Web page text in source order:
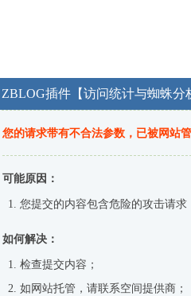
ZBLOG插件【访问统计与蜘蛛分
您的请求带有不合法参数，已被网站
可能原因：
您提交的内容包含危险的攻击请求
如何解决：
检查提交内容；
如网站托管，请联系空间提供商；